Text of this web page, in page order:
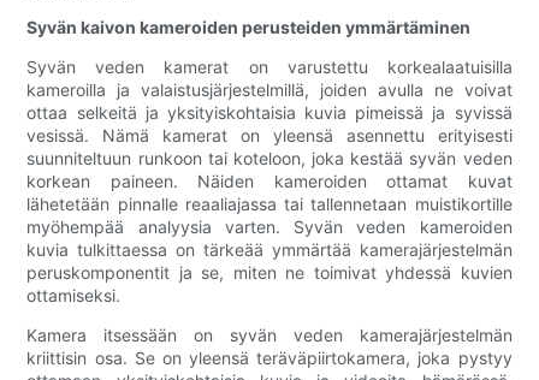
Syvän kaivon kameroiden perusteiden ymmärtäminen
Syvän veden kamerat on varustettu korkealaatuisilla
kameroilla ja valaistusjärjestelmillä, joiden avulla ne voivat
ottaa selkeitä ja yksityiskohtaisia ​​kuvia pimeissä ja syvissä
vesissä. Nämä kamerat on yleensä asennettu erityisesti
suunniteltuun runkoon tai koteloon, joka kestää syvän veden
korkean paineen. Näiden kameroiden ottamat kuvat
lähetetään pinnalle reaaliajassa tai tallennetaan muistikortille
myöhempää analyysia varten. Syvän veden kameroiden
kuvia tulkittaessa on tärkeää ymmärtää kamerajärjestelmän
peruskomponentit ja se, miten ne toimivat yhdessä kuvien
ottamiseksi.
Kamera itsessään on syvän veden kamerajärjestelmän
kriittisin osa. Se on yleensä teräväpiirtokamera, joka pystyy